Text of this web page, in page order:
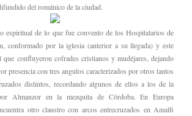
del románico de la ciudad.
espiritual de lo que fue convento de los Hospitalarios de
conformado por la iglesia (anterior a su llegada) y este
que confluyeron cofrades cristianos y mudéjares, dejando
presencia con tres angulos caracterizados por otros tantos
distintos, recordando algunos de ellos a los de la
Almanzor en la mezquita de Córdoba. En Europa
otro claustro con arcos entrecruzados en Amalfi